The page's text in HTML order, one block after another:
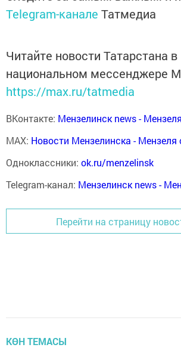
Telegram-канале Татмедиа
Читайте новости Татарстана в
национальном мессенджере
https://max.ru/tatmedia
ВКонтакте: Мензелинск news -
MAX: Новости Мензелинска - Мензеля
Одноклассники: ok.ru/menzelinsk
Telegram-канал: Мензелинск news -
Перейти на страницу
КӨН ТЕМАСЫ